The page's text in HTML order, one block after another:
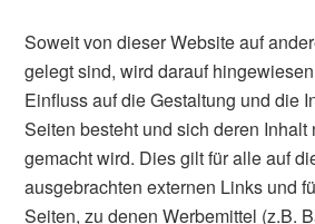
Soweit von dieser Website auf
gelegt sind, wird darauf
Einfluss auf die Gestaltung und die
Seiten besteht und sich deren Inhalt
gemacht wird. Dies gilt für alle auf
ausgebrachten externen Links und
Seiten, zu denen Werbemittel (z.B.